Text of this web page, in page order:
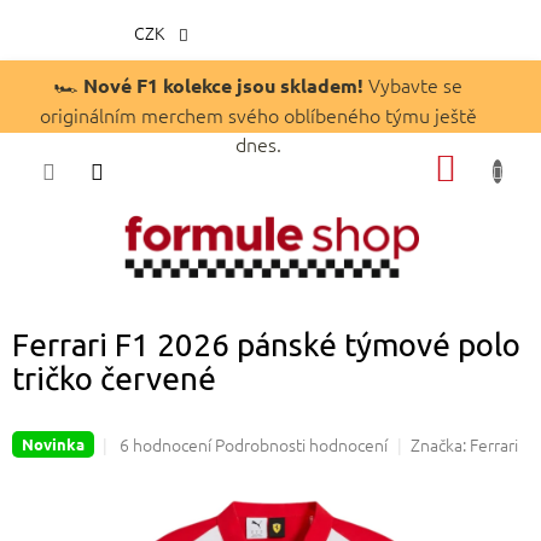
obsah
🏎️ Nové F1 kolekce jsou skladem! Vybavte se
originálním merchem svého oblíbeného týmu ještě
dnes.
CZK
Ferrari F1 2026 pánské týmové polo
tričko červené
Novinka
Průměrné
6 hodnoceníPodrobnosti hodnocení Značka: Ferrari